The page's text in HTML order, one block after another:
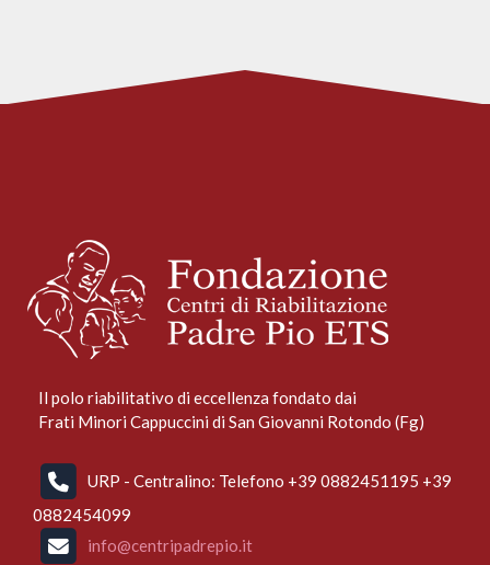
Il polo riabilitativo di eccellenza fondato dai
Frati Minori Cappuccini di San Giovanni Rotondo (Fg)
URP - Centralino: Telefono +39 0882451195 +39
0882454099
info@centripadrepio.it